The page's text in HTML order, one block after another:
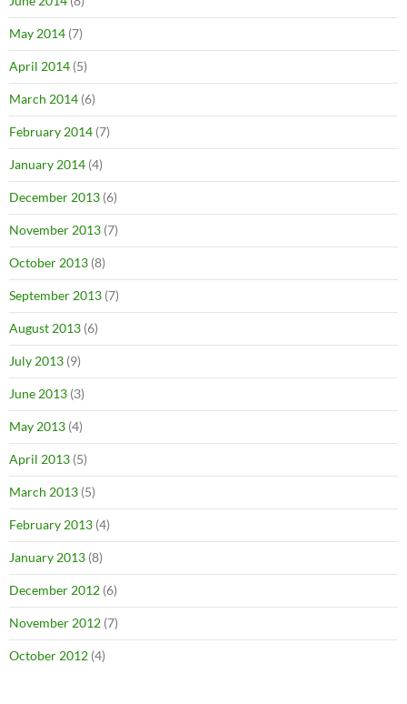
May 2014 (7)
April 2014 (5)
March 2014 (6)
February 2014 (7)
January 2014 (4)
December 2013 (6)
November 2013 (7)
October 2013 (8)
September 2013 (7)
August 2013 (6)
July 2013 (9)
June 2013 (3)
May 2013 (4)
April 2013 (5)
March 2013 (5)
February 2013 (4)
January 2013 (8)
December 2012 (6)
November 2012 (7)
October 2012 (4)